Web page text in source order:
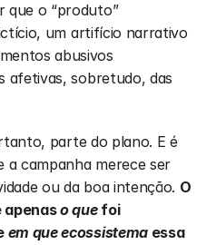
que o “produto”
um artifício narrativo
abusivos
afetivas, sobretudo, das
parte do plano. E é
a campanha merece ser
ou da boa intenção. O
apenas o que foi
em que ecossistema essa